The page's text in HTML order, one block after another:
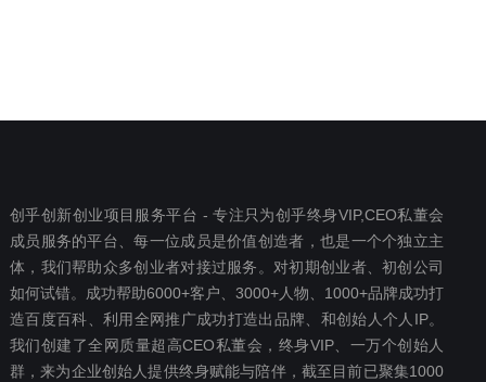
创乎创新创业项目服务平台 - 专注只为创乎终身VIP,CEO私董会
成员服务的平台、每一位成员是价值创造者，也是一个个独立主
体，我们帮助众多创业者对接过服务。对初期创业者、初创公司
如何试错。成功帮助6000+客户、3000+人物、1000+品牌成功打
造百度百科、利用全网推广成功打造出品牌、和创始人个人IP。
我们创建了全网质量超高CEO私董会，终身VIP、一万个创始人
群，来为企业创始人提供终身赋能与陪伴，截至目前已聚集1000